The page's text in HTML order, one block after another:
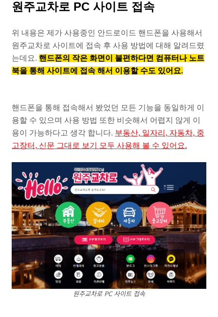
원주교차로 PC 사이트 접속
위 내용은 제가 사용중인 안드로이드 핸드폰을 사용해서
원주교차로 사이트에 접속 후 사용 방법에 대해 알려드렸
는데요. 핸드폰의 작은 화면이 불편하다면 컴퓨터나 노트
북을 통해 사이트에 접속 해서 이용할 수도 있어요.
핸드폰을 통해 접속해서 봤었던 모든 기능을 동일하게 이
용할 수 있으며 사용 방법 또한 비슷해서 어렵지 않게 이
용이 가능하다고 생각 합니다. 부동산, 일자리, 자동차, 중
고장터, 신문 그대로 보기 모두 사용해 볼 수 있어요.
원주교차로 PC 사이트 접속